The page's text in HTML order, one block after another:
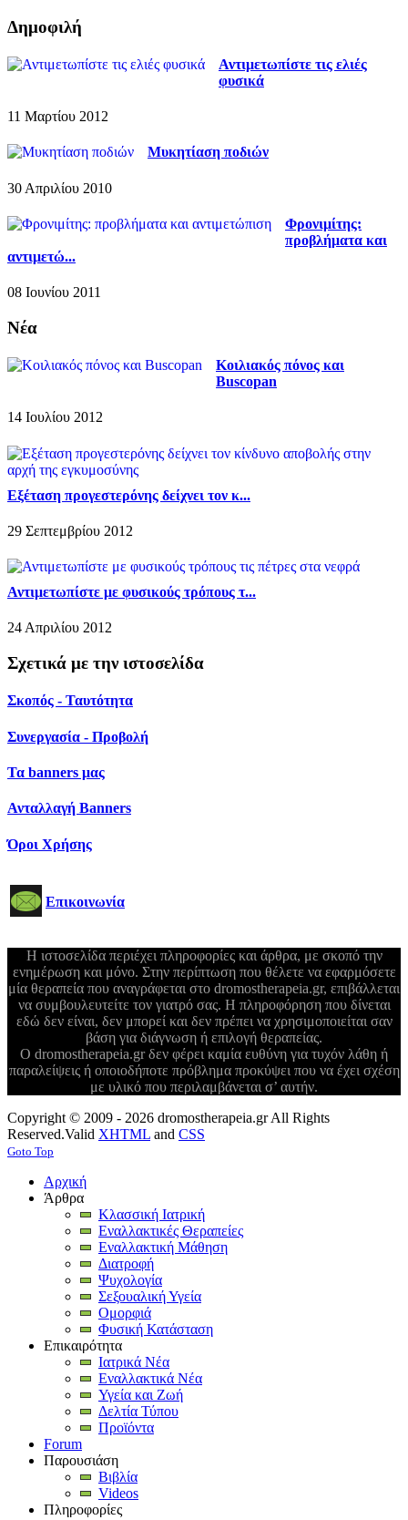
Δημοφιλή
Αντιμετωπίστε τις ελιές
φυσικά
11 Μαρτίου 2012
Μυκητίαση ποδιών
30 Απριλίου 2010
Φρονιμίτης:
προβλήματα και
αντιμετώ...
08 Ιουνίου 2011
Νέα
Κοιλιακός πόνος και
Buscopan
14 Ιουλίου 2012
Εξέταση προγεστερόνης δείχνει τον κ...
29 Σεπτεμβρίου 2012
Αντιμετωπίστε με φυσικούς τρόπους τ...
24 Απριλίου 2012
Σχετικά με την ιστοσελίδα
Σκοπός - Ταυτότητα
Συνεργασία - Προβολή
Τα banners μας
Ανταλλαγή Banners
Όροι Χρήσης
Επικοινωνία
Η ιστοσελίδα περιέχει πληροφορίες και άρθρα, με σκοπό την
ενημέρωση και μόνο. Στην περίπτωση που θέλετε να εφαρμόσετε
μία θεραπεία που αναγράφεται στο dromostherapeia.gr, επιβάλλεται
να συμβουλευτείτε τον γιατρό σας. Η πληροφόρηση που δίνεται
εδώ δεν είναι, δεν μπορεί και δεν πρέπει να χρησιμοποιείται σαν
βάση για διάγνωση ή επιλογή θεραπείας.
Ο dromostherapeia.gr δεν φέρει καμία ευθύνη για τυχόν λάθη ή
παραλείψεις ή οποιοδήποτε πρόβλημα προκύψει που να έχει σχέση
με υλικό που περιλαμβάνεται σ’ αυτήν.
Copyright © 2009 - 2026 dromostherapeia.gr All Rights
Reserved.Valid XHTML and CSS
Goto Top
Αρχική
Άρθρα
Κλασσική Ιατρική
Εναλλακτικές Θεραπείες
Εναλλακτική Μάθηση
Διατροφή
Ψυχολογία
Σεξουαλική Υγεία
Ομορφιά
Φυσική Κατάσταση
Επικαιρότητα
Ιατρικά Νέα
Εναλλακτικά Νέα
Υγεία και Ζωή
Δελτία Τύπου
Προϊόντα
Forum
Παρουσιάση
Βιβλία
Videos
Πληροφορίες